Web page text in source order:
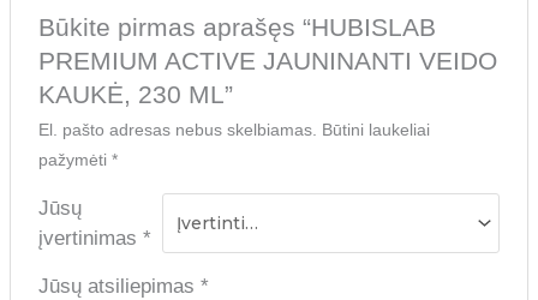
Būkite pirmas aprašęs “HUBISLAB
PREMIUM ACTIVE JAUNINANTI VEIDO
KAUKĖ, 230 ML”
El. pašto adresas nebus skelbiamas. Būtini laukeliai
pažymėti *
Jūsų
įvertinimas *
Jūsų atsiliepimas *